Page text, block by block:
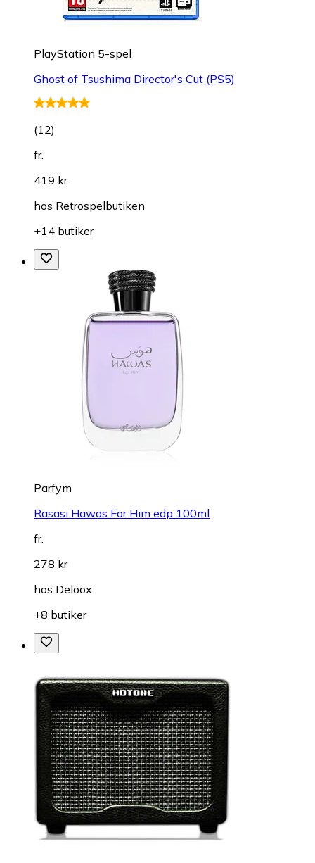
PlayStation 5-spel
Ghost of Tsushima Director's Cut (PS5)
(12)
fr.
419 kr
hos Retrospelbutiken
+14 butiker
Parfym
Rasasi Hawas For Him edp 100ml
fr.
278 kr
hos Deloox
+8 butiker